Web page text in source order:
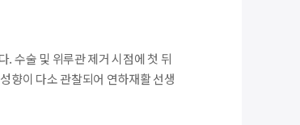
수술 및 위루관 제거 시점에 첫 뒤
향이 다소 관찰되어 연하재활 선생